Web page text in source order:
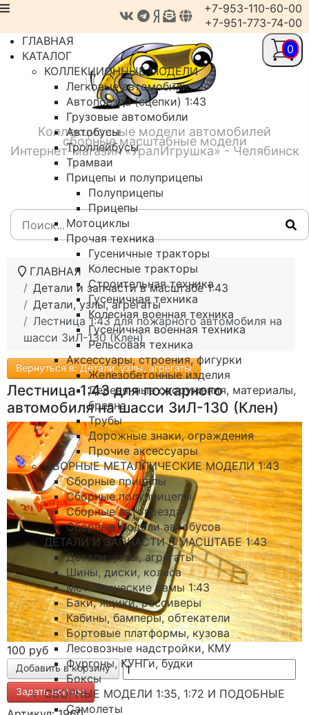
Коллекционные модели автомобилей
сборные масштабные модели
Интернет-магазин «УралИгрушка» - Челябинск
+7-953-110-60-00
+7-951-773-74-00
ГЛАВНАЯ
КАТАЛОГ
КОЛЛЕКЦИОННЫЕ МОДЕЛИ
Легковые автомобили
Автопоезда (сцепки) 1:43
Грузовые автомобили
Автобусы
Троллейбусы
Трамваи
Прицепы и полуприцепы
Полуприцепы
Прицепы
Мотоциклы
Прочая техника
Гусеничные тракторы
Колесные тракторы
Строительная техника
Гусеничная техника
Колесная военная техника
Гусеничная военная техника
Рельсовая техника
Аксессуары, строения, фигурки
Железобетонные изделия
Деревянные сооружения, материалы,
бревна
Трубы
Дорожные знаки, ограждения
Прочие аксессуары
СБОРНЫЕ МЕТАЛЛИЧЕСКИЕ МОДЕЛИ 1:43
Сборные прицепы
Сборные полуприцепы
Сборные автопоезда
Сборные модели автобусов
ДЕТАЛИ И ЗАПЧАСТИ В МАСШТАБЕ 1:43
Детали, узлы, агрегаты
Шины, диски, колеса
Металлические рамы 1:43
Баки, ящики, рессиверы
Кабины, бамперы, обтекатели
Бортовые платформы, кузова
Лесовозные надстройки, КМУ
Фургоны, КУНГи, будки
Боксы
СБОРНЫЕ МОДЕЛИ 1:35, 1:72 И ПОДОБНЫЕ
Самолеты
ГЛАВНАЯ
Детали и запчасти в масштабе 1:43
Детали, узлы, агрегаты
Лестница 1:43 для пожарного автомобиля на
шасси ЗиЛ-130 (Клен)
Вернуться в: Детали, узлы, агрегаты
Лестница 1:43 для пожарного
автомобиля на шасси ЗиЛ-130 (Клен)
100 руб
Задать вопрос
0